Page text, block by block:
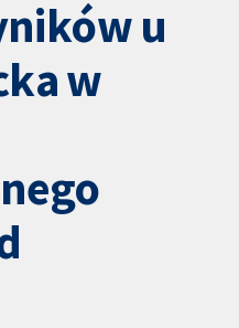
u
w